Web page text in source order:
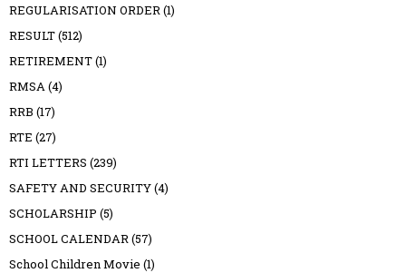
REGULARISATION ORDER(1)
RESULT(512)
RETIREMENT(1)
RMSA(4)
RRB (17)
RTE (27)
RTI LETTERS (239)
SAFETY AND SECURITY(4)
SCHOLARSHIP (5)
SCHOOL CALENDAR(57)
School Children Movie (1)